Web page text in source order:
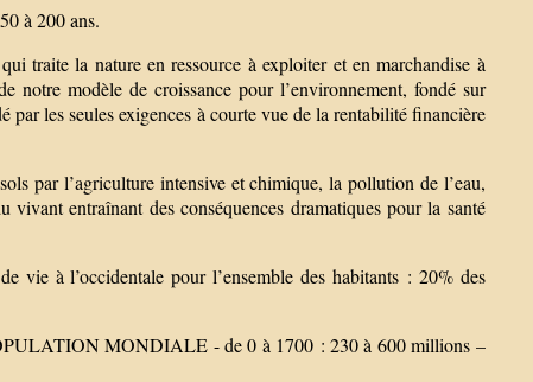
à 200 ans.
traite la nature en ressource à exploiter et en marchandise à
notre modèle de croissance pour l’environnement, fondé sur
les seules exigences à courte vue de la rentabilité financière
par l’agriculture intensive et chimique, la pollution de l’eau,
entraînant des conséquences dramatiques pour la santé
vie à l’occidentale pour l’ensemble des habitants : 20% des
MONDIALE - de 0 à 1700 : 230 à 600 millions –